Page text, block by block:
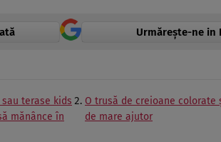
Urmărește-ne in
terase kids
mănânce în
O trusă de creioane colorate
de mare ajutor